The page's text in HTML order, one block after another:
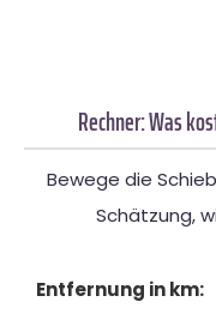
Rechner: Was
Bewege die
Schätzung,
Entfernung in km: